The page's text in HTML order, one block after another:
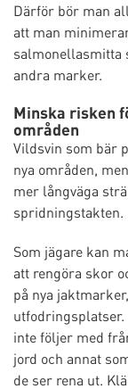
Därför bör man
att man
andra marker.
Minska risken
områden
Vildsvin som bär
nya områden,
mer långväga
spridningstakten.
Som jägare kan
att rengöra skor
på nya
inte följer med
jord och annat
de ser rena ut.